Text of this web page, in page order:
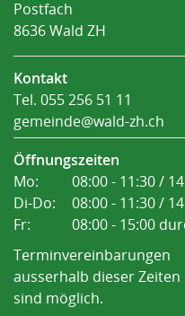
Postfach
8636 Wald ZH
Kontakt
Tel. 055 256 51 11
gemeinde@wald-zh.ch
Öffnungszeiten
Mo:
08:00 - 11:30 /
Di-Do:
08:00 - 11:30 /
Fr:
08:00 - 15:00
Terminvereinbarungen
ausserhalb dieser Zeiten
sind möglich.